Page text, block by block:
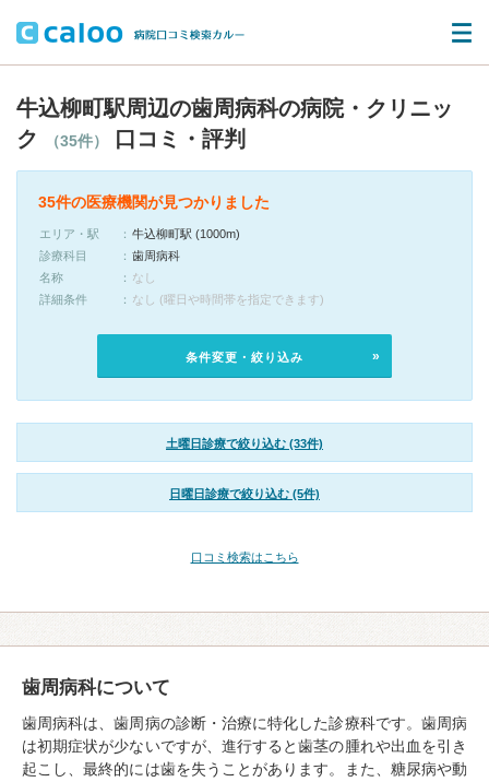
牛込柳町駅周辺の歯周病科の病院・クリニッ
ク
（35件） 口コミ・評判
35件の医療機関が見つかりました
エリア・駅
牛込柳町駅 (1000m)
診療科目
歯周病科
名称
なし
詳細条件
なし (曜日や時間帯を指定できます)
条件変更・絞り込み
土曜日診療で絞り込む (33件)
日曜日診療で絞り込む (5件)
口コミ検索はこちら
歯周病科について
歯周病科は、歯周病の診断・治療に特化した診療科です。歯周病
は初期症状が少ないですが、進行すると歯茎の腫れや出血を引き
起こし、最終的には歯を失うことがあります。また、糖尿病や動